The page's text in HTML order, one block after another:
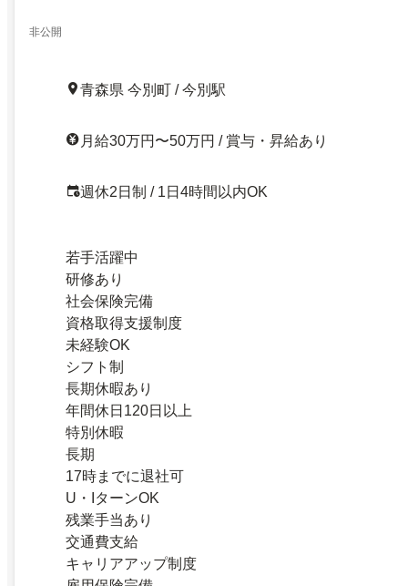
非公開
青森県 今別町 / 今別駅
月給30万円〜50万円 / 賞与・昇給あり
週休2日制 / 1日4時間以内OK
若手活躍中
研修あり
社会保険完備
資格取得支援制度
未経験OK
シフト制
長期休暇あり
年間休日120日以上
特別休暇
長期
17時までに退社可
U・IターンOK
残業手当あり
交通費支給
キャリアアップ制度